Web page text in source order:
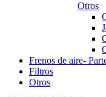
Otros
Frenos de aire-
Filtros
Otros